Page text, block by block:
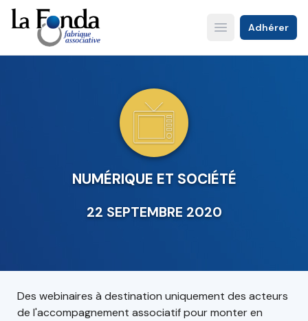
Aller
au
contenu
principal
Open main menu
Adhérer
NUMÉRIQUE ET SOCIÉTÉ
22 SEPTEMBRE 2020
Des webinaires à destination uniquement des acteurs
de l'accompagnement associatif pour monter en